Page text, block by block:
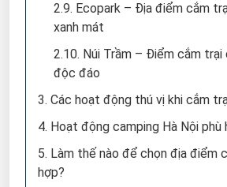
2.9. Ecopark – Địa điểm cắm
xanh mát
2.10. Núi Trầm – Điểm cắm trại
độc đáo
3. Các hoạt động thú vị khi cắm
4. Hoạt động camping Hà Nội phù
5. Làm thế nào để chọn địa điểm
hợp?